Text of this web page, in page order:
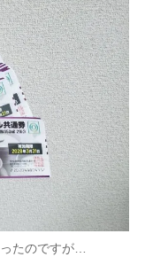
たのですが…